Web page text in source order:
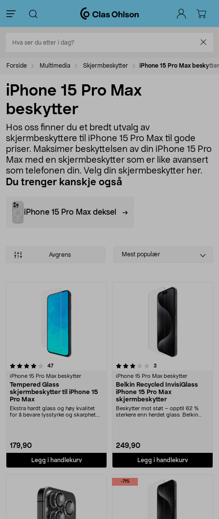
Forside Multimedia Skjermbeskytter iPhone 15 Pro Max beskytter
iPhone 15 Pro Max
beskytter
Hos oss finner du et bredt utvalg av
skjermbeskyttere til iPhone 15 Pro Max til gode
priser. Maksimer beskyttelsen av din iPhone 15 Pro
Max med en skjermbeskytter som er like avansert
som telefonen din. Velg din skjermbeskytter her.
Du trenger kanskje også
iPhone 15 Pro Max deksel
Avgrens
Select
Mest populær
Produkter
47anmeldelser
iPhone 15 Pro Max beskytter
Tempered Glass
skjermbeskytter til iPhone 15
Pro Max
Ekstra hardt glass og høy kvalitet
for å bevare lysstyrke og skarphet.
179,90
Legg i handlekurv
3.5 av 5 stjerner 3
iPhone 15 Pro Max beskytter
Belkin Recycled InvisiGlass
iPhone 15 Pro Max
skjermbeskytter
Beskytter mot støt – opptil 62 %
sterkere enn herdet glass. Belkin
249,90
Legg i handlekurv
-71%